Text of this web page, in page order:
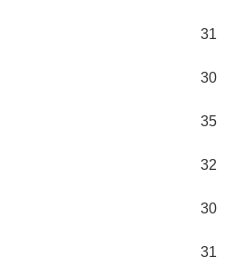
31
30
35
32
30
31